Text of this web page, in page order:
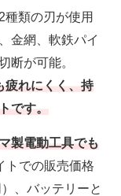
類の刃が使用
金網、軟鉄パイ
断が可能。
疲れにくく、持
です。
製電動工具でも
トでの販売価格
、バッテリーと